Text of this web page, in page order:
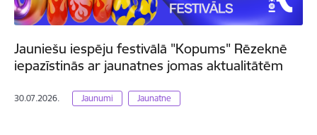
Jauniešu iespēju festivālā "Kopums" Rēzeknē
iepazīstinās ar jaunatnes jomas aktualitātēm
30.07.2026. Jaunumi Jaunatne